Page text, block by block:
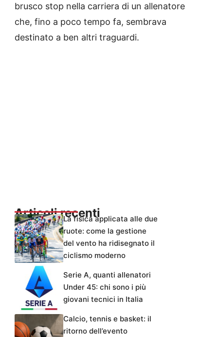
brusco stop nella carriera di un allenatore
che, fino a poco tempo fa, sembrava
destinato a ben altri traguardi.
Articoli recentiLa fisica applicata alle due
ruote: come la gestione
del vento ha ridisegnato il
ciclismo moderno
Serie A, quanti allenatori
Under 45: chi sono i più
giovani tecnici in Italia
Calcio, tennis e basket: il
ritorno dell’evento